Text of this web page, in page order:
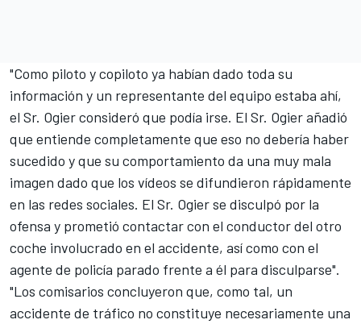
"Como piloto y copiloto ya habían dado toda su
información y un representante del equipo estaba ahí,
el Sr. Ogier consideró que podía irse. El Sr. Ogier añadió
que entiende completamente que eso no debería haber
sucedido y que su comportamiento da una muy mala
imagen dado que los vídeos se difundieron rápidamente
en las redes sociales. El Sr. Ogier se disculpó por la
ofensa y prometió contactar con el conductor del otro
coche involucrado en el accidente, así como con el
agente de policía parado frente a él para disculparse".
"Los comisarios concluyeron que, como tal, un
accidente de tráfico no constituye necesariamente una